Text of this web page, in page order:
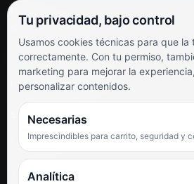
Soporte al cliente
Contacto
Términos y condiciones
Preguntas frecuentes
SÍGUENOS
Facebook
TikTok
Tu privacidad, bajo control
Usamos cookies técnicas para que la
correctamente. Con tu permiso,
marketing para mejorar la
personalizar contenidos.
Necesarias
Imprescindibles para carrito, seguridad y
Analítica